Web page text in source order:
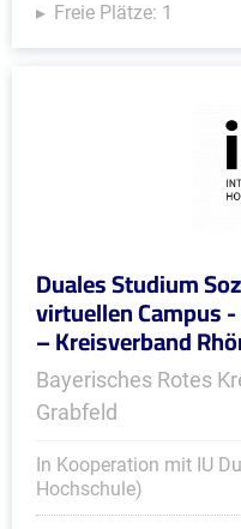
Freie Plätze: 1
Duales Studium
virtuellen Campus
– Kreisverband
Bayerisches Rotes
Grabfeld
In Kooperation mit IU
Hochschule)